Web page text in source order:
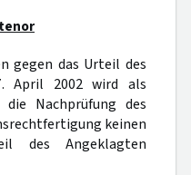
gegen das Urteil des
April 2002 wird als
Nachprüfung des
keinen
des Angeklagten